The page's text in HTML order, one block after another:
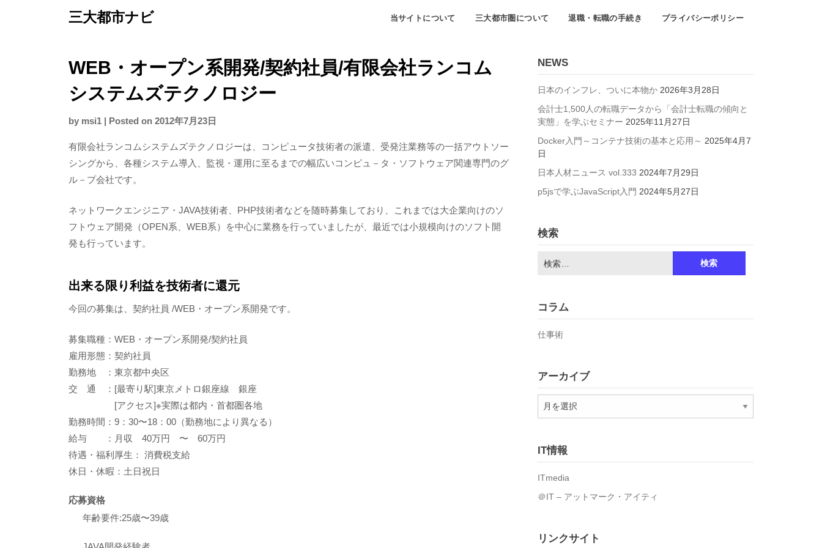
三大都市ナビ 当サイトについて 三大都市圏について 退職・転職の手続き プライバシーポリシー
WEB・オープン系開発/契約社員/有限会社ランコム
システムズテクノロジー
by msi1 | Posted on 2012年7月23日
有限会社ランコムシステムズテクノロジーは、コンピュータ技術者の派遣、受発注業務等の一括アウトソー
シングから、各種システム導入、監視・運用に至るまでの幅広いコンピュ－タ・ソフトウェア関連専門のグ
ル－プ会社です。
ネットワークエンジニア・JAVA技術者、PHP技術者などを随時募集しており、これまでは大企業向けのソ
フトウェア開発（OPEN系、WEB系）を中心に業務を行っていましたが、最近では小規模向けのソフト開
発も行っています。
出来る限り利益を技術者に還元
今回の募集は、契約社員 /WEB・オープン系開発です。
募集職種：WEB・オープン系開発/契約社員
雇用形態：契約社員
勤務地 ：東京都中央区
交 通 ：[最寄り駅]東京メトロ銀座線 銀座
[アクセス]※実際は都内・首都圏各地
勤務時間：9：30〜18：00（勤務地により異なる）
給与 ：月収 40万円 〜 60万円
待遇・福利厚生： 消費税支給
休日・休暇：土日祝日
応募資格
年齢要件:25歳〜39歳
NEWS
日本のインフレ、ついに本物か 2026年3月28日
会計士1,500人の転職データから「会計士転職の傾向と
実態」を学ぶセミナー 2025年11月27日
Docker入門～コンテナ技術の基本と応用～ 2025年4月7
日
日本人材ニュース vol.333 2024年7月29日
p5jsで学ぶJavaScript入門 2024年5月27日
検索
検
索:
コラム
仕事術
アーカイブ
ア
ー
ブIT情報
ITmedia
＠IT – アットマーク・アイティ
リンクサイト